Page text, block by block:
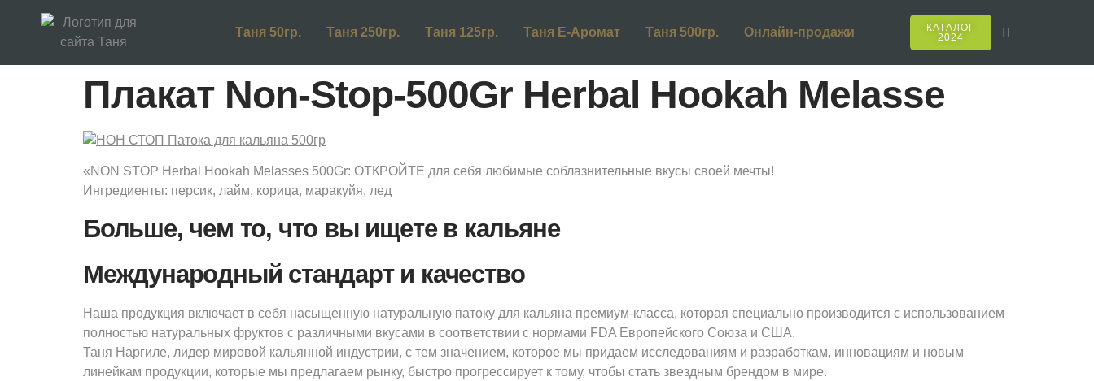
Таня 50гр. Таня 250гр. Таня 125гр. Таня Е-Аромат Таня 500гр. Онлайн-продажи
КАТАЛОГ
2024
Плакат Non-Stop-500Gr Herbal Hookah Melasse
«NON STOP Herbal Hookah Melasses 500Gr: ОТКРОЙТЕ для себя любимые соблазнительные вкусы своей мечты!
Ингредиенты: персик, лайм, корица, маракуйя, лед
Больше, чем то, что вы ищете в кальяне
Международный стандарт и качество
Наша продукция включает в себя насыщенную натуральную патоку для кальяна премиум-класса, которая специально производится с использованием
полностью натуральных фруктов с различными вкусами в соответствии с нормами FDA Европейского Союза и США.
Таня Наргиле, лидер мировой кальянной индустрии, с тем значением, которое мы придаем исследованиям и разработкам, инновациям и новым
линейкам продукции, которые мы предлагаем рынку, быстро прогрессирует к тому, чтобы стать звездным брендом в мире.